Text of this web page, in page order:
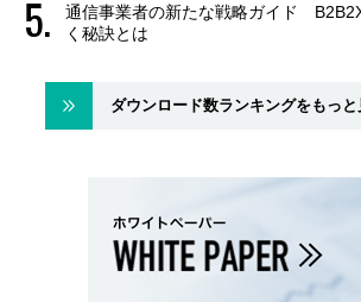
通信事業者の新たな戦略ガイド
く秘訣とは
ダウンロード数ランキングをもっと